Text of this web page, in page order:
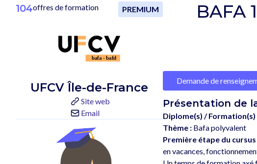
104offres de formation PREMIUM
UFCV Île-de-France
Site web
Email
BAFA
Demande de
Présentation de
Diplome(s) / Formation(s)
Thème : Bafa polyvalent
Première étape du
en vacances,